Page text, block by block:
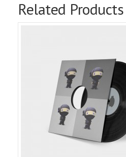
Related Products